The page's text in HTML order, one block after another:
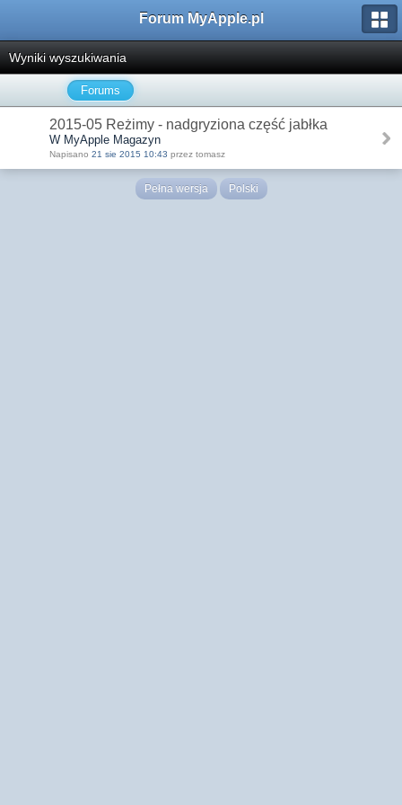
Forum MyApple.pl
Wyniki wyszukiwania
Forums
2015-05 Reżimy - nadgryziona część jabłka
W MyApple Magazyn
Napisano 21 sie 2015 10:43 przez tomasz
Pełna wersja Polski